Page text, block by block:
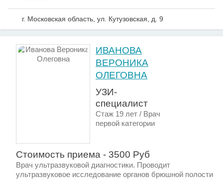
г. Московская область, ул. Кутузовская, д. 9
ИВАНОВА
ВЕРОНИКА
ОЛЕГОВНА
УЗИ-
специалист
Стаж 19 лет / Врач
первой категории
Стоимость приема - 3500 Руб
Врач ультразвуковой диагностики. Проводит
ультразвуковое исследование органов брюшной полости